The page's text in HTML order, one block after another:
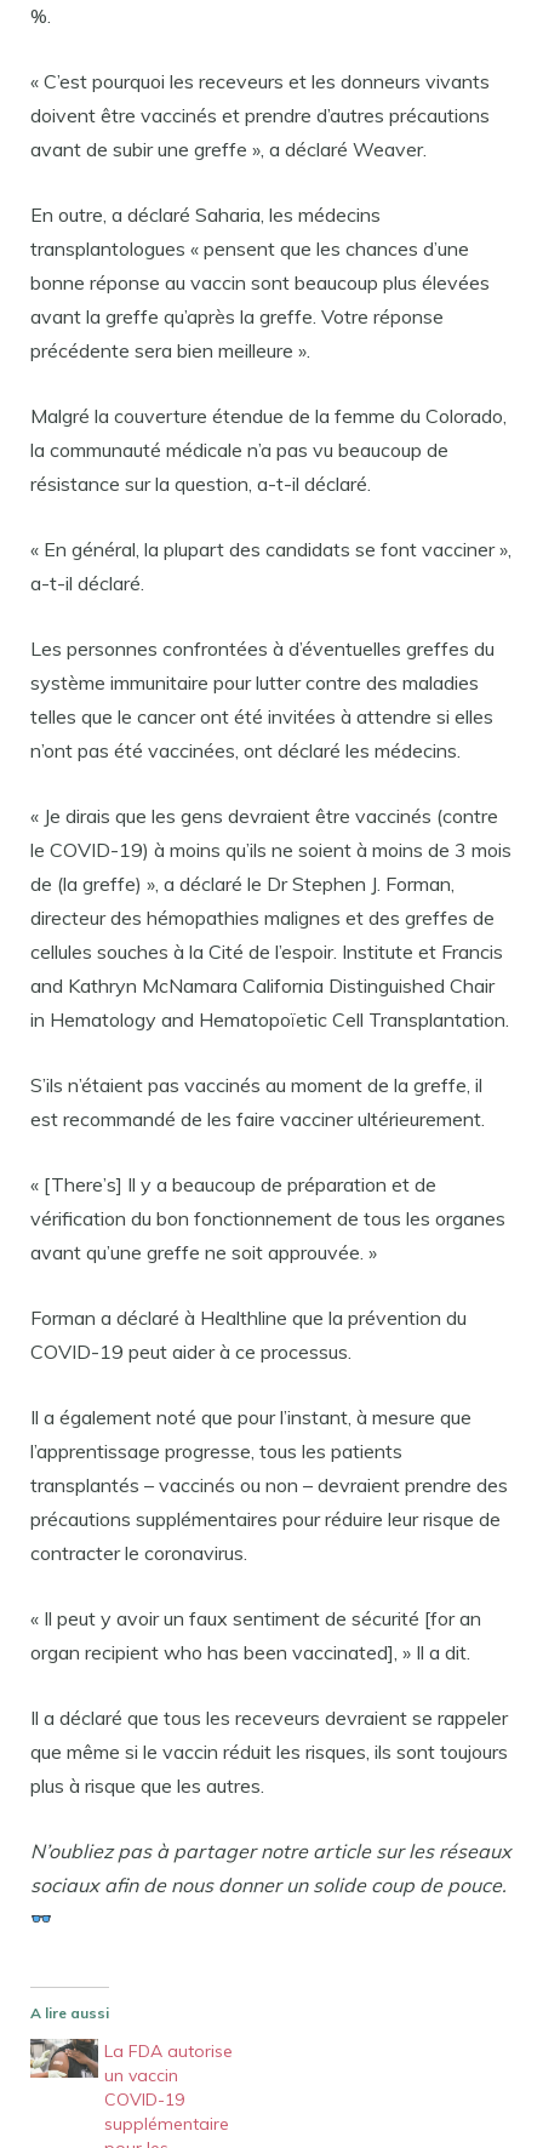
%.
« C’est pourquoi les receveurs et les donneurs vivants
doivent être vaccinés et prendre d’autres précautions
avant de subir une greffe », a déclaré Weaver.
En outre, a déclaré Saharia, les médecins
transplantologues « pensent que les chances d’une
bonne réponse au vaccin sont beaucoup plus élevées
avant la greffe qu’après la greffe. Votre réponse
précédente sera bien meilleure ».
Malgré la couverture étendue de la femme du Colorado,
la communauté médicale n’a pas vu beaucoup de
résistance sur la question, a-t-il déclaré.
« En général, la plupart des candidats se font vacciner »,
a-t-il déclaré.
Les personnes confrontées à d’éventuelles greffes du
système immunitaire pour lutter contre des maladies
telles que le cancer ont été invitées à attendre si elles
n’ont pas été vaccinées, ont déclaré les médecins.
« Je dirais que les gens devraient être vaccinés (contre
le COVID-19) à moins qu’ils ne soient à moins de 3 mois
de (la greffe) », a déclaré le Dr Stephen J. Forman,
directeur des hémopathies malignes et des greffes de
cellules souches à la Cité de l’espoir. Institute et Francis
and Kathryn McNamara California Distinguished Chair
in Hematology and Hematopoïetic Cell Transplantation.
S’ils n’étaient pas vaccinés au moment de la greffe, il
est recommandé de les faire vacciner ultérieurement.
« [There’s] Il y a beaucoup de préparation et de
vérification du bon fonctionnement de tous les organes
avant qu’une greffe ne soit approuvée. »
Forman a déclaré à Healthline que la prévention du
COVID-19 peut aider à ce processus.
Il a également noté que pour l’instant, à mesure que
l’apprentissage progresse, tous les patients
transplantés – vaccinés ou non – devraient prendre des
précautions supplémentaires pour réduire leur risque de
contracter le coronavirus.
« Il peut y avoir un faux sentiment de sécurité [for an
organ recipient who has been vaccinated], » Il a dit.
Il a déclaré que tous les receveurs devraient se rappeler
que même si le vaccin réduit les risques, ils sont toujours
plus à risque que les autres.
N’oubliez pas à partager notre article sur les réseaux
sociaux afin de nous donner un solide coup de pouce.
A lire aussi
La FDA autorise
un vaccin
COVID-19
supplémentaire